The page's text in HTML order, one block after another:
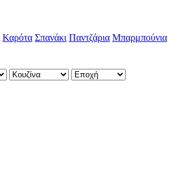
Καρότα Σπανάκι Παντζάρια Μπαρμπούνια